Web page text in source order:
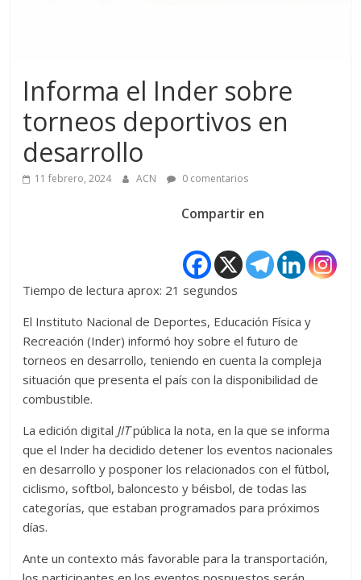
Informa el Inder sobre
torneos deportivos en
desarrollo
11 febrero, 2024 ACN 0 comentarios
Compartir en
Tiempo de lectura aprox: 21 segundos
El Instituto Nacional de Deportes, Educación Física y
Recreación (Inder) informó hoy sobre el futuro de
torneos en desarrollo, teniendo en cuenta la compleja
situación que presenta el país con la disponibilidad de
combustible.
La edición digital JITpública la nota, en la que se informa
que el Inder ha decidido detener los eventos nacionales
en desarrollo y posponer los relacionados con el fútbol,
ciclismo, softbol, baloncesto y béisbol, de todas las
categorías, que estaban programados para próximos
días.
Ante un contexto más favorable para la transportación,